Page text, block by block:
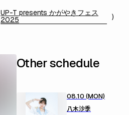
UP-T presents かがやきフェス
2025
Other schedule
08.10 (MON)
八木沙季